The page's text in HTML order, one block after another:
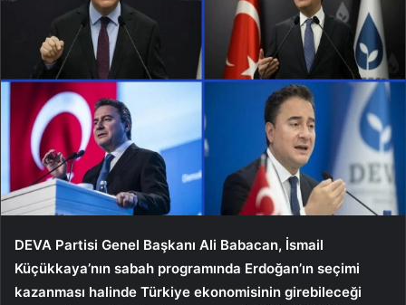
DEVA Partisi Genel Başkanı Ali Babacan, İsmail
Küçükkaya’nın sabah programında Erdoğan’ın seçimi
kazanması halinde Türkiye ekonomisinin girebileceği